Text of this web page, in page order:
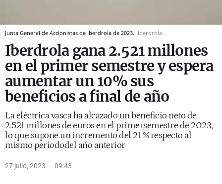
Junta General de Accionistas de Iberdrola de 2023. Iberdrola.
Iberdrola gana 2.521 millones
en el primer semestre y espera
aumentar un 10% sus
beneficios a final de año
La eléctrica vasca ha alcazado un beneficio neto de
2.521 millones de euros en el primersemestre de 2023,
lo que supone un incremento del 21 % respecto al
mismo periododel año anterior
27 julio, 2023 09:43